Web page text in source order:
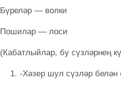
Бүреләр — волки
Пошилар — лоси
(Кабатлыйлар, бу сүзләрнең
-Хәзер шул сүзләр белән